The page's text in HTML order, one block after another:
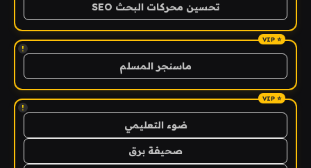
تحسين محركات البحث SEO
!
ماسنجر المسلم
!
ضوء التعليمي
صحيفة برق